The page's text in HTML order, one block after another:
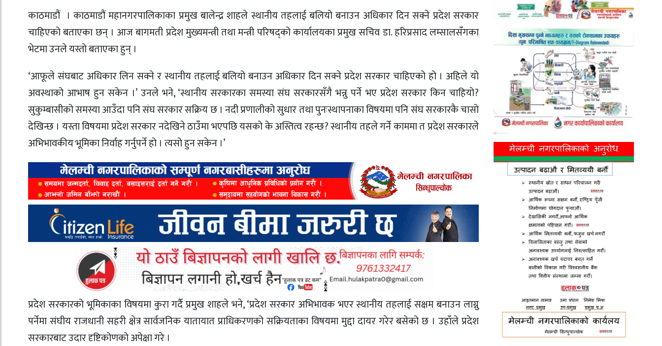
काठमाडौं । काठमाडौं महानगरपालिकाका प्रमुख बालेन्द्र शाहले स्थानीय तहलाई बलियो बनाउन अधिकार दिन सक्ने प्रदेश सरकार
चाहिएको बताएका छन् । आज बागमती प्रदेश मुख्यमन्त्री तथा मन्त्री परिषद्को कार्यालयका प्रमुख सचिव डा. हरिप्रसाद लम्सालसँगका
भेटमा उनले यस्तो बताएका हुन् ।
‘आफूले संघबाट अधिकार लिन सक्ने र स्थानीय तहलाई बलियो बनाउन अधिकार दिन सक्ने प्रदेश सरकार चाहिएको हो । अहिले यो
अवस्थाको आभाष हुन सकेन ।’ उनले भने, ‘स्थानीय सरकारका समस्या संघ सरकारसँगै भन्नु पर्ने भए प्रदेश सरकार किन चाहियो?
सुकुम्बासीको समस्या आउँदा पनि संघ सरकार सक्रिय छ । नदी प्रणालीको सुधार तथा पुनःस्थापनाका विषयमा पनि संघ सरकारकै चासो
देखिन्छ । यस्ता विषयमा प्रदेश सरकार नदेखिने ठाउँमा भएपछि यसको के अस्तित्व रहन्छ? स्थानीय तहले गर्ने काममा त प्रदेश सरकारले
अभिभावकीय भूमिका निर्वाह गर्नुपर्ने हो । त्यसो हुन सकेन ।’
प्रदेश सरकारको भूमिकाका विषयमा कुरा गर्दै प्रमुख शाहले भने, ‘प्रदेश सरकार अभिभावक भएर स्थानीय तहलाई सक्षम बनाउन लाग्नु
पर्नेमा संघीय राजधानी सहरी क्षेत्र सार्वजनिक यातायात प्राधिकरणको सक्रियताका विषयमा मुद्दा दायर गरेर बसेको छ । उहाँले प्रदेश
सरकारबाट उदार दृष्टिकोणको अपेक्षा गरे ।